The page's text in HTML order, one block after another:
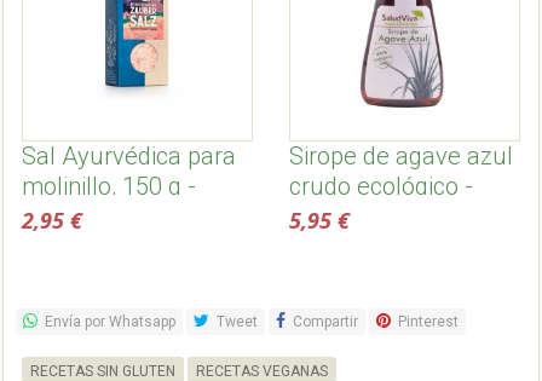
Sal Ayurvédica para
molinillo, 150 g -
Sonnentor
2,95 €
Sirope de agave azul
crudo ecológico -
Salud Viva
5,95 €
Envía por Whatsapp Tweet Compartir Pinterest
RECETAS SIN GLUTEN RECETAS VEGANAS